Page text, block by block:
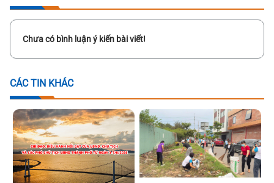
Chưa có bình luận ý kiến bài viết!
CÁC TIN KHÁC